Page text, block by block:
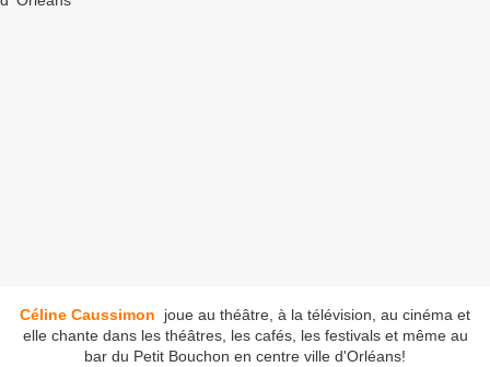
Céline Caussimon joue au théâtre, à la télévision, au cinéma et
elle chante dans les théâtres, les cafés, les festivals et même au
bar du Petit Bouchon en centre ville d'Orléans!